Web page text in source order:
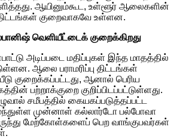
ஆயினும்கூட, உள்ளூர் ஆலைகளின்
குறைவாகவே உள்ளன.
வெளியீட்டைக் குறைக்கிறது
அடிப்படை மதிப்புகள் இந்த மாதத்தில்
ஆலை பராமரிப்பு திட்டங்கள்
குறைக்கப்பட்டது, ஆனால் பெரிய
பற்றாக்குறை குறிப்பிடப்பட்டுள்ளது.
சமீபத்தில் கையகப்படுத்தப்பட்ட
முன்னாள் கல்லார்டோ பல்போவா
மேற்கோள்களைப் பெற வாங்குபவர்கள்